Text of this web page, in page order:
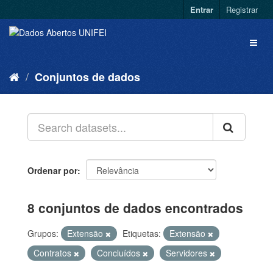
Entrar Registrar
Conjuntos de dados
Ordenar por
8 conjuntos de dados encontrados
Grupos: Extensão Etiquetas:
Extensão
Contratos
Concluídos
Servidores